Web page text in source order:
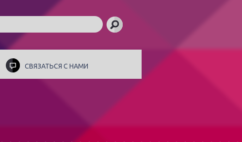
СВЯЗАТЬСЯ С НАМИ